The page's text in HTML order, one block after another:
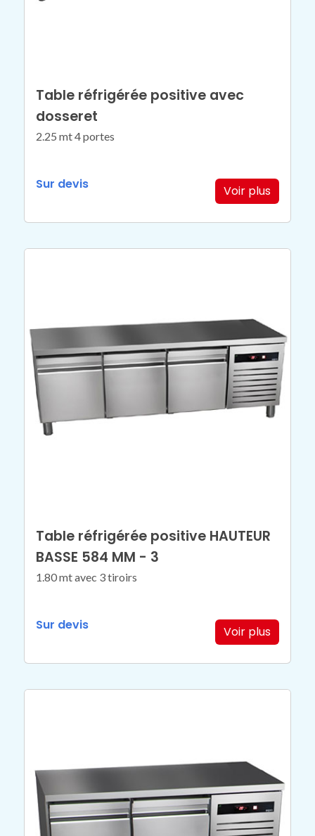
Table réfrigérée positive avec
dosseret
2.25 mt 4 portes
Sur devis Voir plus
Table réfrigérée positive HAUTEUR
BASSE 584 MM - 3
1.80 mt avec 3 tiroirs
Sur devis Voir plus